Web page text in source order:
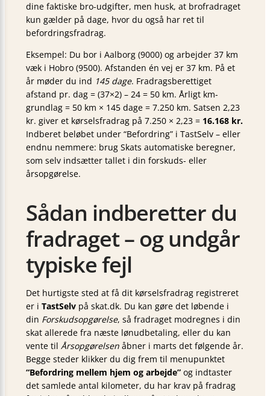
dine faktiske bro-udgifter, men husk, at brofradraget
kun gælder på dage, hvor du også har ret til
befordringsfradrag.
Eksempel: Du bor i Aalborg (9000) og arbejder 37 km
væk i Hobro (9500). Afstanden én vej er 37 km. På et
år møder du ind 145 dage. Fradragsberettiget
afstand pr. dag = (37×2) – 24 = 50 km. Årligt km-
grundlag = 50 km × 145 dage = 7.250 km. Satsen 2,23
kr. giver et kørselsfradrag på 7.250 × 2,23 = 16.168 kr.
Indberet beløbet under “Befordring” i TastSelv – eller
endnu nemmere: brug Skats automatiske beregner,
som selv indsætter tallet i din forskuds- eller
årsopgørelse.
Sådan indberetter du
fradraget – og undgår
typiske fejl
Det hurtigste sted at få dit kørselsfradrag registreret
er i TastSelv på skat.dk. Du kan gøre det løbende i
din Forskudsopgørelse, så fradraget modregnes i din
skat allerede fra næste løn­udbetaling, eller du kan
vente til Årsopgørelsen åbner i marts det følgende år.
Begge steder klikker du dig frem til menupunktet
“Befordring mellem hjem og arbejde” og indtaster
det samlede antal kilometer, du har krav på fradrag